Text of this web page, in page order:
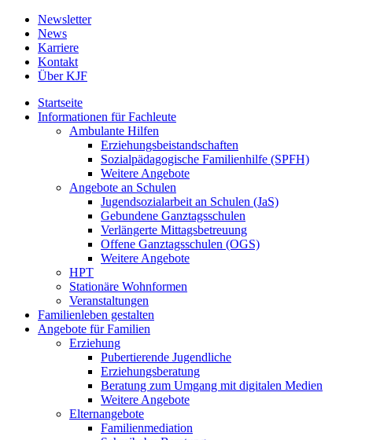
Newsletter
News
Karriere
Kontakt
Über KJF
Startseite
Informationen für Fachleute
Ambulante Hilfen
Erziehungsbeistandschaften
Sozialpädagogische Familienhilfe (SPFH)
Weitere Angebote
Angebote an Schulen
Jugendsozialarbeit an Schulen (JaS)
Gebundene Ganztagsschulen
Verlängerte Mittagsbetreuung
Offene Ganztagsschulen (OGS)
Weitere Angebote
HPT
Stationäre Wohnformen
Veranstaltungen
Familienleben gestalten
Angebote für Familien
Erziehung
Pubertierende Jugendliche
Erziehungsberatung
Beratung zum Umgang mit digitalen Medien
Weitere Angebote
Elternangebote
Familienmediation